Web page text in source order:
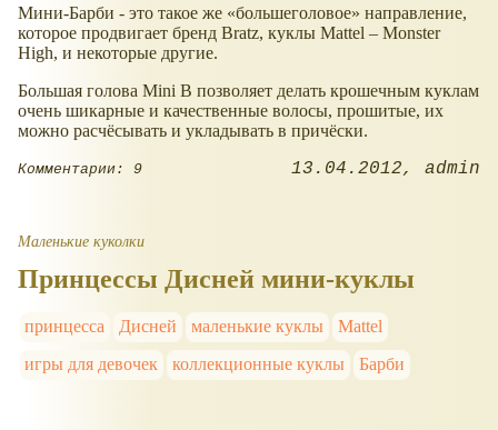
Мини-Барби - это такое же «большеголовое» направление,
которое продвигает бренд Bratz, куклы Mattel – Monster
High, и некоторые другие.
Большая голова Mini B позволяет делать крошечным куклам
очень шикарные и качественные волосы, прошитые, их
можно расчёсывать и укладывать в причёски.
Комментарии: 9 13.04.2012 admin
Маленькие куколки
Принцессы Дисней мини-куклы
принцесса Дисней маленькие куклы
Mattel
игры для девочек
коллекционные куклы Барби